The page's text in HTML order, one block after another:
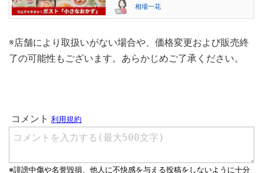
相場一花
※店舗により取扱いがない場合や、価格変更および販売終
了の可能性もございます。あらかじめご了承ください。